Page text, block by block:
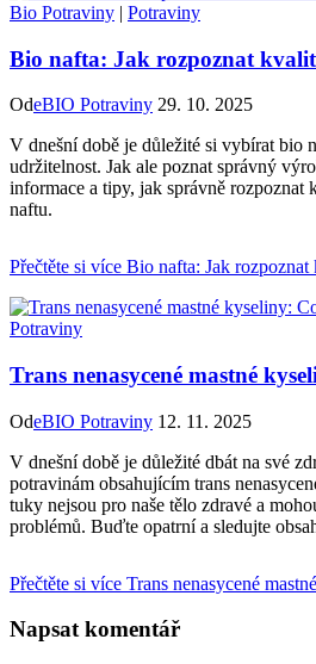
Bio Potraviny | Potraviny
Bio nafta: Jak rozpoznat
OdeBIO Potraviny 29. 10. 2025
V dnešní době je důležité si vybírat bio
udržitelnost. Jak ale poznat správný
informace a tipy, jak správně rozpoznat
naftu.
Přečtěte si více Bio nafta: Jak
Potraviny
Trans nenasycené mastné
OdeBIO Potraviny 12. 11. 2025
V dnešní době je důležité dbát na své
potravinám obsahujícím trans
tuky nejsou pro naše tělo zdravé a
problémů. Buďte opatrní a sledujte
Přečtěte si více Trans nenasycené
Napsat komentář